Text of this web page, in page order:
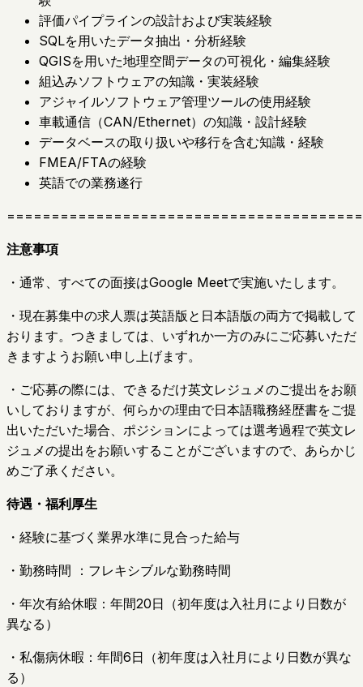
評価パイプラインの設計および実装経験
SQLを用いたデータ抽出・分析経験
QGISを用いた地理空間データの可視化・編集経験
組込みソフトウェアの知識・実装経験
アジャイルソフトウェア管理ツールの使用経験
車載通信（CAN/Ethernet）の知識・設計経験
データベースの取り扱いや移行を含む知識・経験
FMEA/FTAの経験
英語での業務遂行
注意事項
・通常、すべての面接はGoogle Meetで実施いたします。
・現在募集中の求人票は英語版と日本語版の両方で掲載して
おります。つきましては、いずれか一方のみにご応募いただ
きますようお願い申し上げます。
・ご応募の際には、できるだけ英文レジュメのご提出をお願
いしておりますが、何らかの理由で日本語職務経歴書をご提
出いただいた場合、ポジションによっては選考過程で英文レ
ジュメの提出をお願いすることがございますので、あらかじ
めご了承ください。
待遇・福利厚生
・経験に基づく業界水準に見合った給与
・勤務時間 ：フレキシブルな勤務時間
・年次有給休暇：年間20日（初年度は入社月により日数が
異なる）
・私傷病休暇：年間6日（初年度は入社月により日数が異な
る）